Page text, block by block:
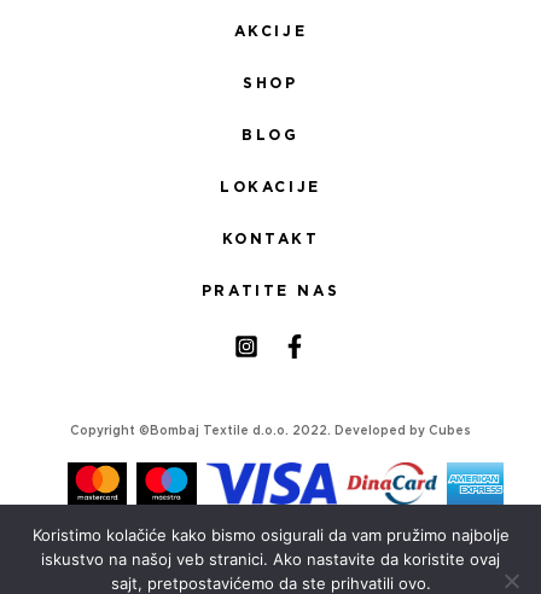
AKCIJE
SHOP
BLOG
LOKACIJE
KONTAKT
PRATITE NAS
Copyright ©Bombaj Textile d.o.o. 2022. Developed by Cubes
Koristimo kolačiće kako bismo osigurali da vam pružimo najbolje
iskustvo na našoj veb stranici. Ako nastavite da koristite ovaj
sajt, pretpostavićemo da ste prihvatili ovo.